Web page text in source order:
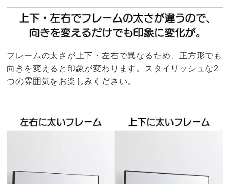
フレームの太さが上下・左右で異なるため、正方形でも
向きを変えると印象が変わります。スタイリッシュな2
つの雰囲気をお楽しみください。